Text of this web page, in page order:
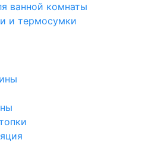
ванной комнаты
и термосумки